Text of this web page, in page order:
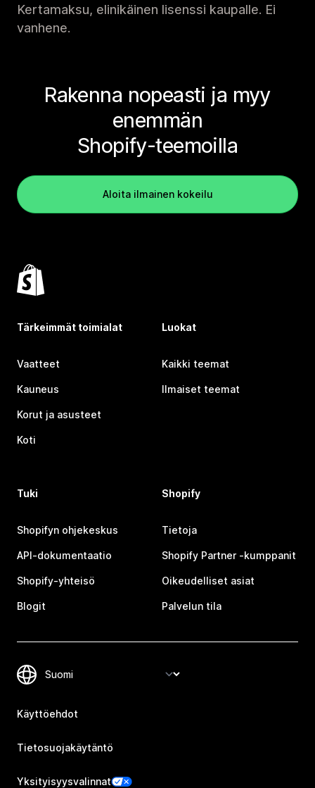
Kertamaksu, elinikäinen lisenssi kaupalle. Ei
vanhene.
Rakenna nopeasti ja myy
enemmän
Shopify-teemoilla
Aloita ilmainen kokeilu
Tärkeimmät toimialat
Vaatteet
Kauneus
Korut ja asusteet
Koti
Luokat
Kaikki teemat
Ilmaiset teemat
Tuki
Shopifyn ohjekeskus
API-dokumentaatio
Shopify-yhteisö
Blogit
Shopify
Tietoja
Shopify Partner ‑kumppanit
Oikeudelliset asiat
Palvelun tila
Käyttöehdot
Tietosuojakäytäntö
Yksityisyysvalinnat